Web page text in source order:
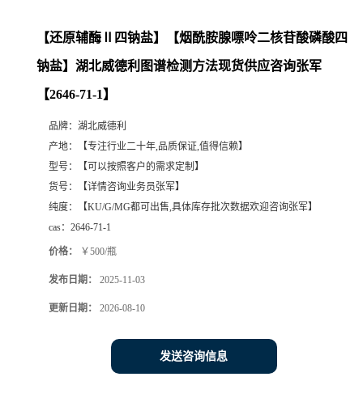
【还原辅酶Ⅱ四钠盐】【烟酰胺腺嘌呤二核苷酸磷酸四
钠盐】湖北威德利图谱检测方法现货供应咨询张军
【2646-71-1】
品牌： 湖北威德利
产地：
【专注行业二十年,品质保证,值得信赖】
型号：
【可以按照客户的需求定制】
货号：
【详情咨询业务员张军】
纯度：
【KU/G/MG都可出售,具体库存批次数据欢迎咨询张军】
cas： 2646-71-1
价格： ￥500/瓶
发布日期： 2025-11-03
更新日期： 2026-08-10
发送咨询信息